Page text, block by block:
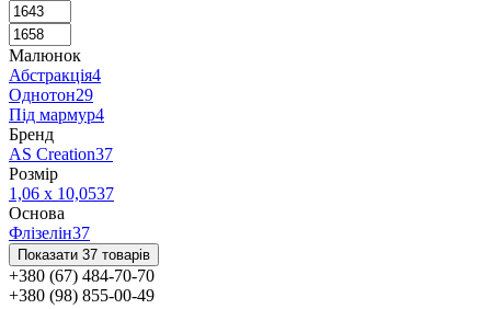
Малюнок
Абстракція4
Однотон29
Під мармур4
Бренд
AS Creation37
Розмір
1,06 х 10,0537
Основа
Флізелін37
Показати 37 товарів
+380 (67) 484-70-70
+380 (98) 855-00-49